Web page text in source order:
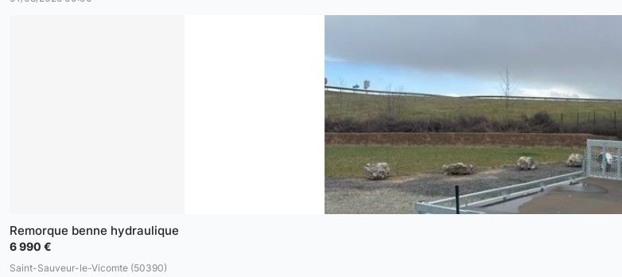
Remorque benne hydraulique
6 990 €
Saint-Sauveur-le-Vicomte (50390)